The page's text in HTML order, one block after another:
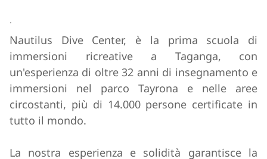
.
Nautilus Dive Center, è la prima scuola di
immersioni ricreative a Taganga, con
un'esperienza di oltre 32 anni di insegnamento e
immersioni nel parco Tayrona e nelle aree
circostanti, più di 14.000 persone certificate in
tutto il mondo.
La nostra esperienza e solidità garantisce la